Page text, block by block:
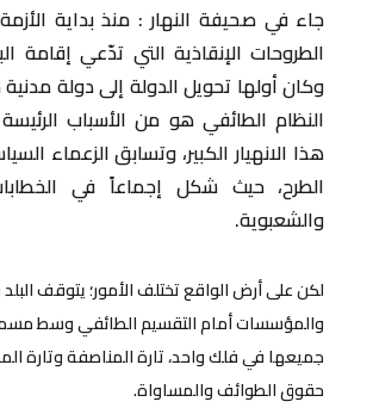
جاء في صحيفة النهار : منذ بداية
الطروحات الإنقاذية التي تدّعي إقامة
وكان أولها تحويل الدولة إلى دولة مدنية
النظام الطائفي هو من الأسباب
هذا الانهيار الكبير، وتسابق الزعماء
الطرح، حيث شكل إجماعاً في
والشعبوية.
لكن على أرض الواقع تختلف الأمور؛ يتوقف
والمؤسسات أمام التقسيم الطائفي وسط
جميعها في فلك واحد، تارة المناصفة وتارة
حقوق الطوائف والمساواة.